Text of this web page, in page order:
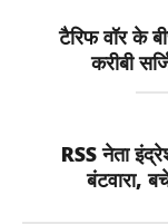
टैरिफ वॉर के
करीबी
RSS नेता
बंटवारा,